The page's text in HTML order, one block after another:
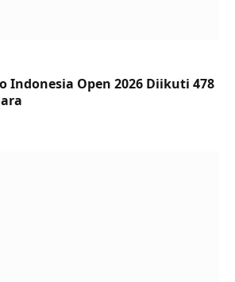
Indonesia Open 2026 Diikuti 478